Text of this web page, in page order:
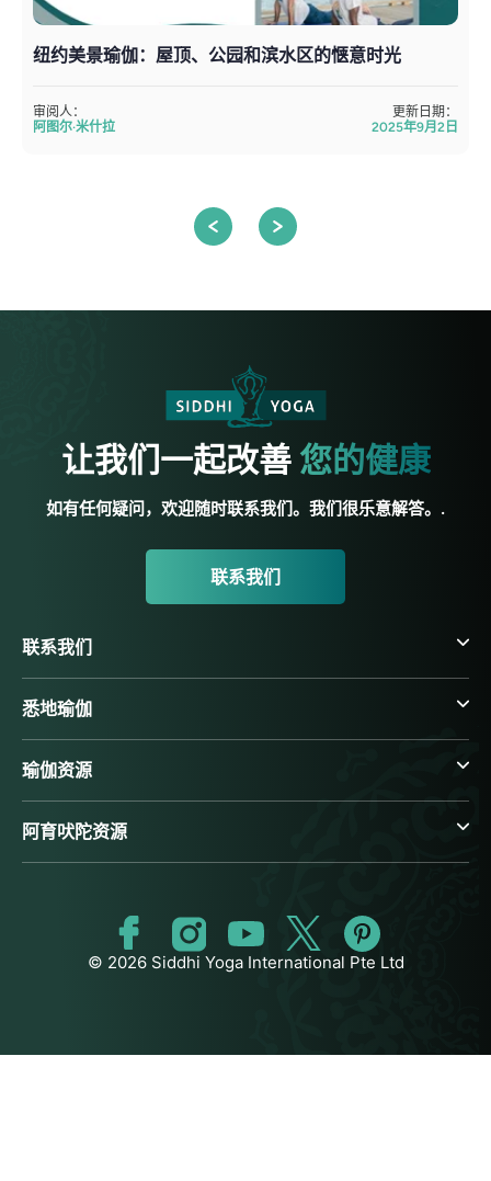
纽约美景瑜伽：屋顶、公园和滨水区的惬意时光
审阅人：
阿图尔·米什拉
更新日期：
2025年9月2日
让我们一起改善 您的健康
如有任何疑问，欢迎随时联系我们。我们很乐意解答。.
联系我们
联系我们
悉地瑜伽
瑜伽资源
阿育吠陀资源
© 2026 Siddhi Yoga International Pte Ltd